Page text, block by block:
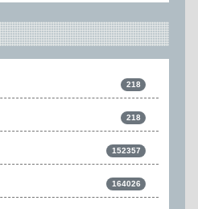
218
218
152357
164026